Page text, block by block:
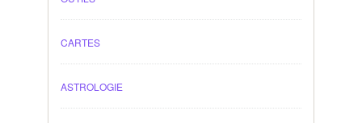
CARTES
ASTROLOGIE